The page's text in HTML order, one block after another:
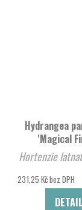
Hydrangea
'Magical
Hortenzie latnatá
231,25 Kč bez DPH
DETAIL